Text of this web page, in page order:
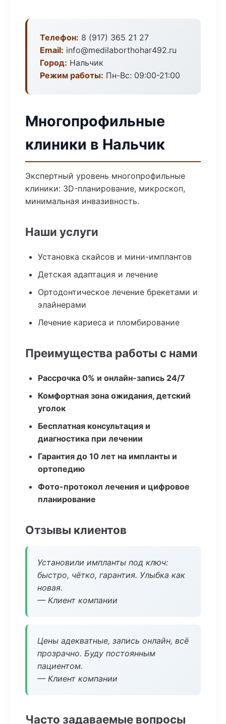
Телефон: 8 (917) 365 21 27
Email: info@medilaborthohar492.ru
Город: Нальчик
Режим работы: Пн-Вс: 09:00-21:00
Многопрофильные
клиники в Нальчик
Экспертный уровень многопрофильные
клиники: 3D-планирование, микроскоп,
минимальная инвазивность.
Наши услуги
Установка скайсов и мини-имплантов
Детская адаптация и лечение
Ортодонтическое лечение брекетами и
элайнерами
Лечение кариеса и пломбирование
Преимущества работы с нами
Рассрочка 0% и онлайн-запись 24/7
Комфортная зона ожидания, детский
уголок
Бесплатная консультация и
диагностика при лечении
Гарантия до 10 лет на импланты и
ортопедию
Фото-протокол лечения и цифровое
планирование
Отзывы клиентов
Установили импланты под ключ:
быстро, чётко, гарантия. Улыбка как
новая.
— Клиент компании
Цены адекватные, запись онлайн, всё
прозрачно. Буду постоянным
пациентом.
— Клиент компании
Часто задаваемые вопросы